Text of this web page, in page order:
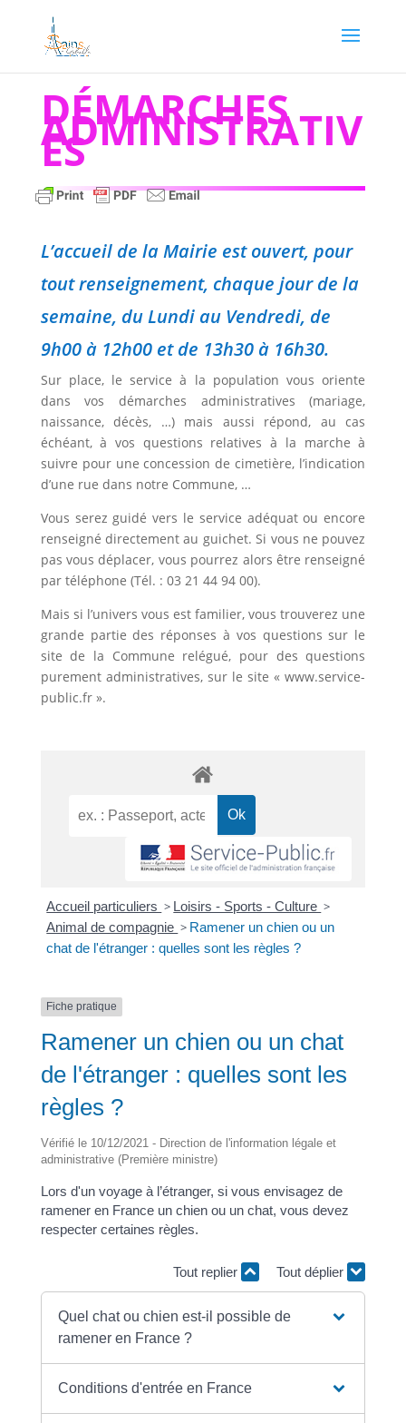
DÉMARCHES
ADMINISTRATIV
ES
L’accueil de la Mairie est ouvert, pour
tout renseignement, chaque jour de la
semaine, du Lundi au Vendredi, de
9h00 à 12h00 et de 13h30 à 16h30.
Sur place, le service à la population vous oriente
dans vos démarches administratives (mariage,
naissance, décès, …) mais aussi répond, au cas
échéant, à vos questions relatives à la marche à
suivre pour une concession de cimetière, l’indication
d’une rue dans notre Commune, …
Vous serez guidé vers le service adéquat ou encore
renseigné directement au guichet. Si vous ne pouvez
pas vous déplacer, vous pourrez alors être renseigné
par téléphone (Tél. : 03 21 44 94 00).
Mais si l’univers vous est familier, vous trouverez une
grande partie des réponses à vos questions sur le
site de la Commune relégué, pour des questions
purement administratives, sur le site « www.service-
public.fr ».
Accueil particuliers > Loisirs - Sports - Culture >
Animal de compagnie > Ramener un chien ou un
chat de l'étranger : quelles sont les règles ?
Fiche pratique
Ramener un chien ou un chat
de l'étranger : quelles sont les
règles ?
Vérifié le 10/12/2021 - Direction de l'information légale et
administrative (Première ministre)
Lors d'un voyage à l’étranger, si vous envisagez de
ramener en France un chien ou un chat, vous devez
respecter certaines règles.
Tout replier Tout déplier
Quel chat ou chien est-il possible de
ramener en France ?
Conditions d'entrée en France